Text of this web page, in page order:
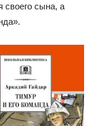
своего сына, а